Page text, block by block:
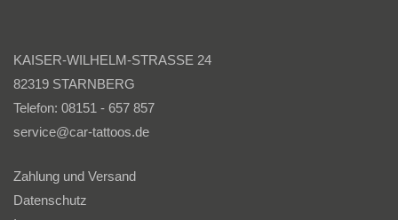
KAISER-WILHELM-STRASSE 24
82319 STARNBERG
Telefon: 08151 - 657 857
service@car-tattoos.de
Zahlung und Versand
Datenschutz